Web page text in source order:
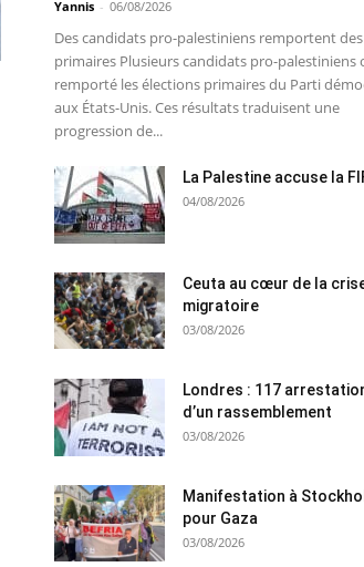
Yannis - 06/08/2026
Des candidats pro-palestiniens remportent des
primaires Plusieurs candidats pro-palestiniens
remporté les élections primaires du Parti
aux États-Unis. Ces résultats traduisent une
progression de...
La Palestine accuse la
04/08/2026
Ceuta au cœur de la
migratoire
03/08/2026
Londres : 117
d’un rassemblement
03/08/2026
Manifestation à
pour Gaza
03/08/2026